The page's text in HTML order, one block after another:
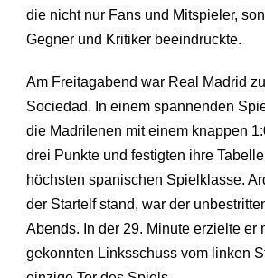
die nicht nur Fans und Mitspieler,
Gegner und Kritiker beeindruckte.
Am Freitagabend war Real Madrid
Sociedad. In einem spannenden
die Madrilenen mit einem knappen
drei Punkte und festigten ihre
höchsten spanischen Spielklasse.
der Startelf stand, war der
Abends. In der 29. Minute erzielte er
gekonnten Linksschuss vom linken